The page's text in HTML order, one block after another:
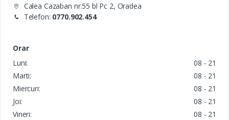
Calea Cazaban nr.55 bl Pc 2, Oradea
Telefon: 0770.902.454
Orar
Luni:
08 - 21
Marti:
08 - 21
Miercuri:
08 - 21
Joi:
08 - 21
Vineri:
08 - 21